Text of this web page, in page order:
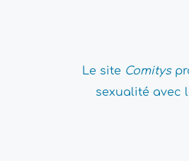
Le site Comitys
sexualité avec